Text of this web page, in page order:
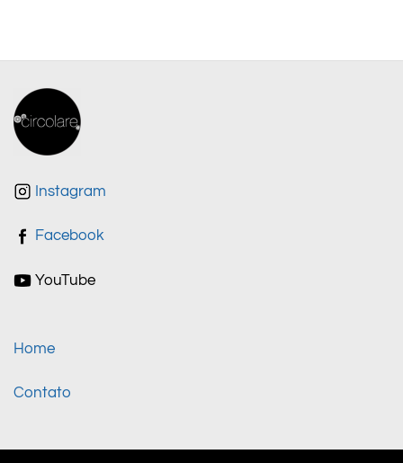
Instagram
Facebook
YouTube
Home
Contato